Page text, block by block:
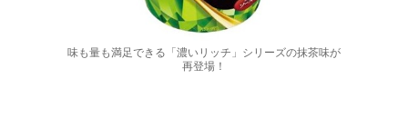
味も量も満足できる「濃いリッチ」シリーズの抹茶味が
再登場！